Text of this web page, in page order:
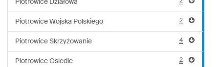
Piotrowice Działowa
Piotrowice Wojska Polskiego 2
Piotrowice Skrzyżowanie 4
Piotrowice Osiedle 2